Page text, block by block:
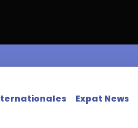
Expat News